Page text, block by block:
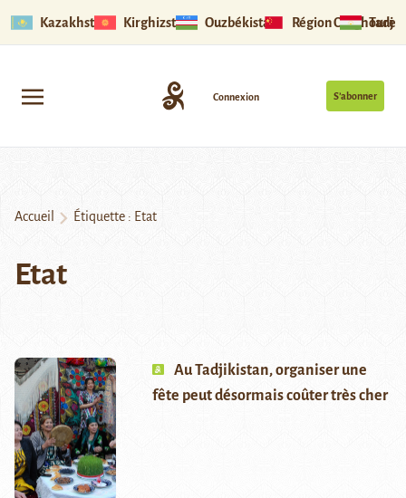
Kazakhstan Kirghizstan Ouzbékistan Région Ouïghoure
S’abonner
Connexion
Accueil Étiquette : Etat
Etat
Au Tadjikistan, organiser une
fête peut désormais coûter très cher